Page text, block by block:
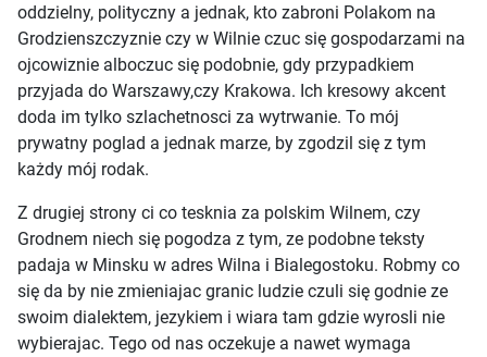
oddzielny, polityczny a jednak, kto zabroni Polakom na
Grodzienszczyznie czy w Wilnie czuc się gospodarzami na
ojcowiznie alboczuc się podobnie, gdy przypadkiem
przyjada do Warszawy,czy Krakowa. Ich kresowy akcent
doda im tylko szlachetnosci za wytrwanie. To mój
prywatny poglad a jednak marze, by zgodzil się z tym
każdy mój rodak.
Z drugiej strony ci co tesknia za polskim Wilnem, czy
Grodnem niech się pogodza z tym, ze podobne teksty
padaja w Minsku w adres Wilna i Bialegostoku. Robmy co
się da by nie zmieniajac granic ludzie czuli się godnie ze
swoim dialektem, jezykiem i wiara tam gdzie wyrosli nie
wybierajac. Tego od nas oczekuje a nawet wymaga